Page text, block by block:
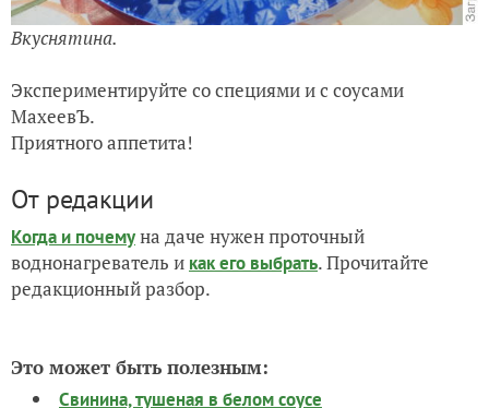
Вкуснятина.
Экспериментируйте со специями и с соусами
МахеевЪ.
Приятного аппетита!
От редакции
Когда и почемуна даче нужен проточный
воднонагреватель и как его выбрать. Прочитайте
редакционный разбор.
Это может быть полезным:
Свинина, тушеная в белом соусе